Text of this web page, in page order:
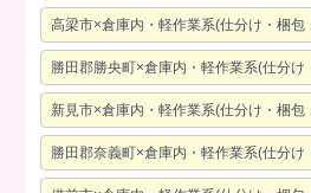
高梁市×倉庫内・軽作業系(仕分け・梱包
勝田郡勝央町×倉庫内・軽作業系(仕分け
新見市×倉庫内・軽作業系(仕分け・梱包
勝田郡奈義町×倉庫内・軽作業系(仕分け